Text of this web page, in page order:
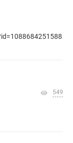
549